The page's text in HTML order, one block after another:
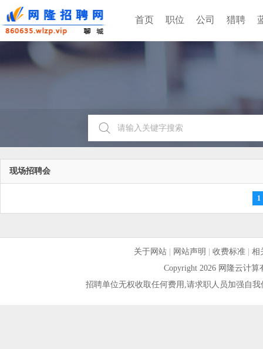
首页 职位 公司 猎聘
现场招聘会
1
关于网站| 网站声明 收费标准| 相
Copyright 2026 网隆云计
招聘单位无权收取任何费用,请求职人员加强自